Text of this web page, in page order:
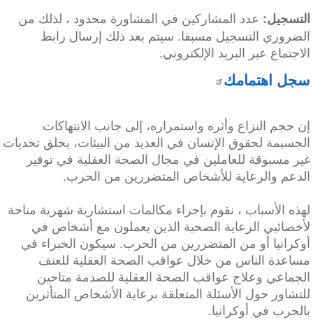
التسجيل: عدد المشاركين في المشاورة محدود ، لذلك من
الضروري التسجيل مسبقا. سيتم بعد ذلك إرسال رابط
الاجتماع عبر البريد الإلكتروني.
سجل اهتمامك
إن حجم النزاع وأثره واستمراره، إلى جانب الانتهاكات
الجسيمة لحقوق الإنسان في العديد من البيئات، يخلق تحديات
غير مسبوقة للعاملين في مجال الصحة العقلية في توفير
الدعم والرعاية للأشخاص المتضررين من الحرب.
لهذه الأسباب ، نقوم بإجراء مكالمات استشارية شهرية متاحة
لأخصائيي الرعاية الصحية الذين يعملون مع أشخاص في
أوكرانيا أو من المتضررين من الحرب. سيكون الخبراء في
مساعدة الناس من خلال عواقب الصحة العقلية للعنف
الجماعي وعلاج عواقب الصحة العقلية للصدمة متاحين
للتشاور حول الأسئلة المتعلقة برعاية الأشخاص المتأثرين
بالحرب في أوكرانيا.